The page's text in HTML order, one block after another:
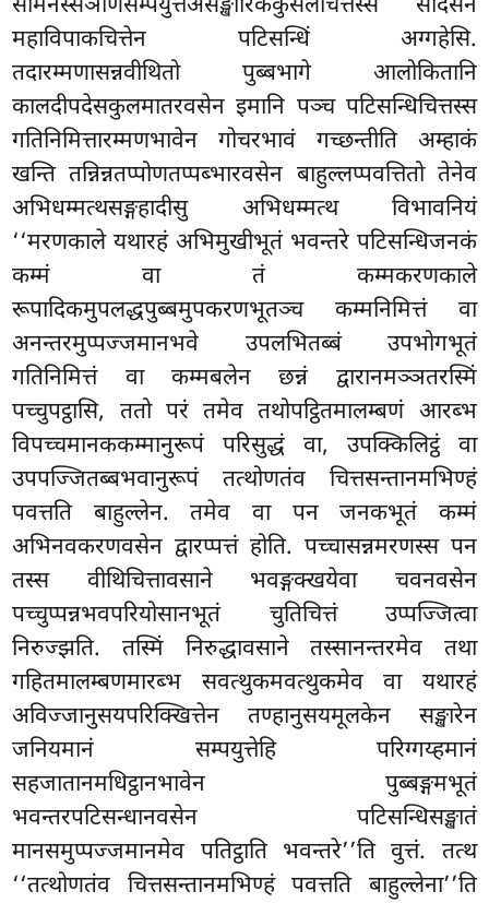
सोमनस्सञाणसम्पयुत्तअसङ्खारिककुसलचित्तस्स सदिसेन
महाविपाकचित्तेन पटिसन्धिं अग्गहेसि.
तदारम्मणासन्नवीथितो पुब्बभागे आलोकितानि
कालदीपदेसकुलमातरवसेन इमानि पञ्च पटिसन्धिचित्तस्स
गतिनिमित्तारम्मणभावेन गोचरभावं गच्छन्तीति अम्हाकं
खन्ति तन्निन्नतप्पोणतप्पब्भारवसेन बाहुल्लप्पवत्तितो तेनेव
अभिधम्मत्थसङ्गहादीसु अभिधम्मत्थ विभावनियं
‘‘मरणकाले यथारहं अभिमुखीभूतं भवन्तरे पटिसन्धिजनकं
कम्मं वा तं कम्मकरणकाले
रूपादिकमुपलद्धपुब्बमुपकरणभूतञ्च कम्मनिमित्तं वा
अनन्तरमुप्पज्जमानभवे उपलभितब्बं उपभोगभूतं
गतिनिमित्तं वा कम्मबलेन छन्नं द्वारानमञ्ञतरस्मिं
पच्चुपट्ठासि, ततो परं तमेव तथोपट्ठितमालम्बणं आरब्भ
विपच्चमानककम्मानुरूपं परिसुद्धं वा, उपक्किलिट्ठं वा
उपपज्जितब्बभवानुरूपं तत्थोणतंव चित्तसन्तानमभिण्हं
पवत्तति बाहुल्लेन. तमेव वा पन जनकभूतं कम्मं
अभिनवकरणवसेन द्वारप्पत्तं होति. पच्चासन्नमरणस्स पन
तस्स वीथिचित्तावसाने भवङ्गक्खयेवा चवनवसेन
पच्चुप्पन्नभवपरियोसानभूतं चुतिचित्तं उप्पज्जित्वा
निरुज्झति. तस्मिं निरुद्धावसाने तस्सानन्तरमेव तथा
गहितमालम्बणमारब्भ सवत्थुकमवत्थुकमेव वा यथारहं
अविज्जानुसयपरिक्खित्तेन तण्हानुसयमूलकेन सङ्खारेन
जनियमानं सम्पयुत्तेहि परिग्गय्हमानं
सहजातानमधिट्ठानभावेन पुब्बङ्गमभूतं
भवन्तरपटिसन्धानवसेन पटिसन्धिसङ्खातं
मानसमुप्पज्जमानमेव पतिट्ठाति भवन्तरे’’ति वुत्तं. तत्थ
‘‘तत्थोणतंव चित्तसन्तानमभिण्हं पवत्तति बाहुल्लेना’’ति